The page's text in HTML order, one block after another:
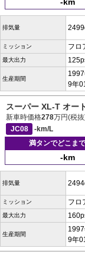
排気量
ミッション フロ
最大出力
生産期間
9年
スーパー XL-T オー
新車時価格278万円(税
JC08
-km/L
満タンでどこま
-km
排気量
ミッション フロ
最大出力
生産期間
9年